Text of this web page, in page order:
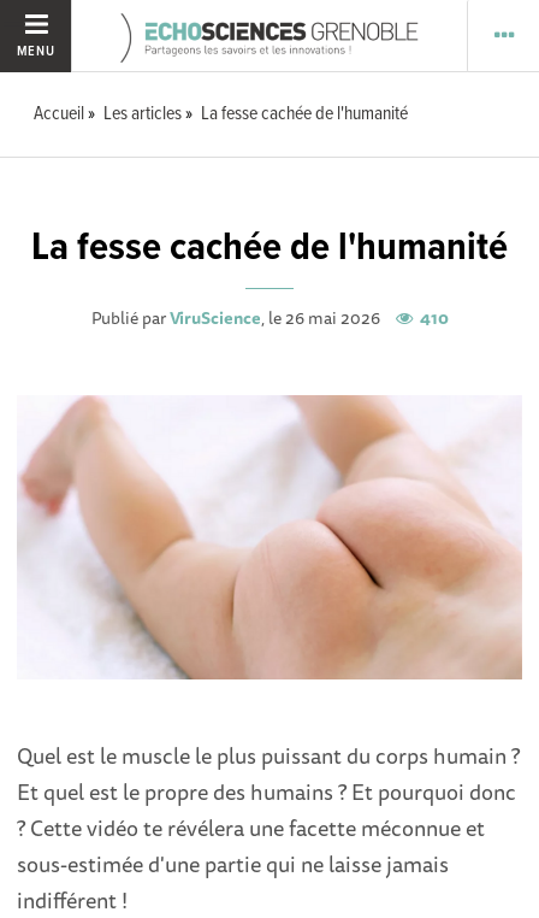
MENU
Accueil Les articles La fesse cachée de l'humanité
La fesse cachée de l'humanité
Publié parViruScience, le 26 mai 2026 410
Quel est le muscle le plus puissant du corps humain ?
Et quel est le propre des humains ? Et pourquoi donc
? Cette vidéo te révélera une facette méconnue et
sous-estimée d'une partie qui ne laisse jamais
indifférent !